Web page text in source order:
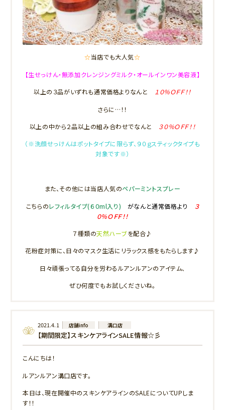
☆当店でも大人気☆
【生せっけん・無添加クレンジングミルク・オールインワン美容液】
以上の３品がいずれも通常価格よりなんと １０％ＯＦＦ！！
さらに…！！
以上の中から２品以上の組み合わせでなんと ３０％ＯＦＦ！！
（※洗顔せっけんはポットタイプに限らず、９０ｇスティックタイプも
対象です※）
また、その他には当店人気のペパーミントスプレー
こちらのレフィルタイプ(６０ml入り) がなんと通常価格より
３
０％ＯＦＦ！！
７種類の天然ハーブを配合♪
花粉症対策に、日々のマスク生活にリラックス感をもたらします♪
日々頑張ってる自分を労わるルアンルアンのアイテム、
ぜひ何度でもお試しくださいね。
2021.4.1 店舗info 溝口店
【期間限定】スキンケアラインSALE情報☆彡
こんにちは！
ルアンルアン溝口店です。
本日は、現在開催中のスキンケアラインのSALEについてUPしま
す！！